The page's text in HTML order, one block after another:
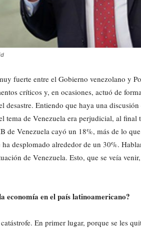
fuerte entre el Gobierno venezolano y
críticos y, en ocasiones, actuó de
Entiendo que haya una
tema de Venezuela era perjudicial, al final
de Venezuela cayó un 18%, más de lo
desplomado alrededor de un 30%.
de Venezuela. Esto, que se veía
economía en el país latinoamericano?
En primer lugar, porque se les